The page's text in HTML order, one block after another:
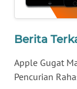
Berita
Apple Gugat
Pencurian
SUMUT
WN